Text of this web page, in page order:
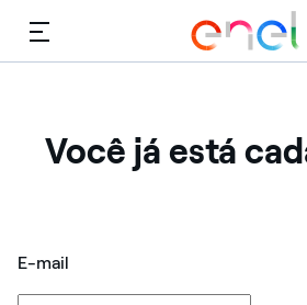
Cardápio
Você já está
Login: usuário e senha
E-mail